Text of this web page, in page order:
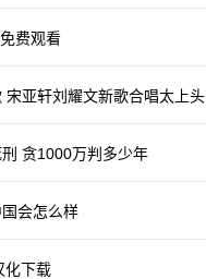
费观看
宋亚轩刘耀文新歌合唱太上头
贪1000万判多少年
会怎么样
化下载